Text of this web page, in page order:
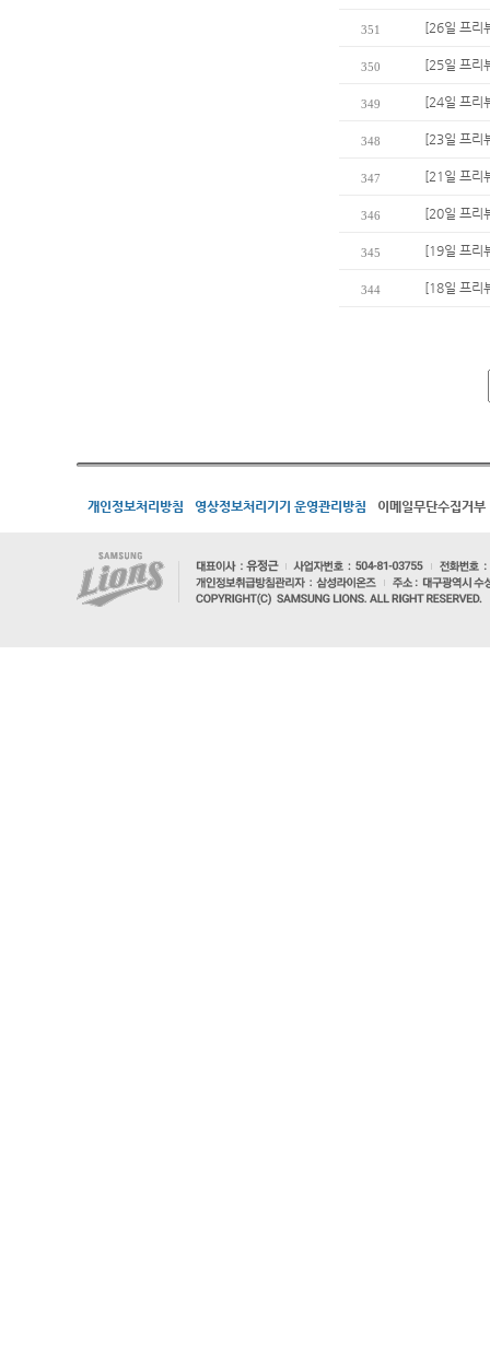
351 [26일 프리
350 [25일 프리
349 [24일 프리
348 [23일 프리
347 [21일 프리
346 [20일 프리
345 [19일 프리
344 [18일 프리
개인정보처리방침 영상정보처리기기 운영관리방침 이메일무단수집거부